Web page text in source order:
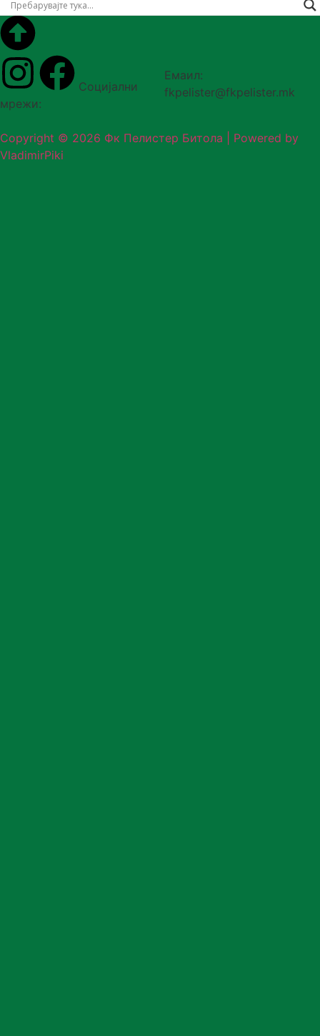
Социјални
мрежи:
Емаил:
fkpelister@fkpelister.mk
Copyright © 2026 Фк Пелистер Битола | Powered by
VladimirPiki